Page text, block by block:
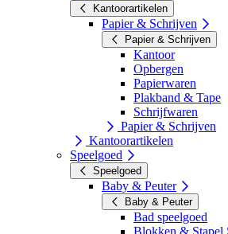
Kantoorartikelen
Papier & Schrijven
Papier & Schrijven
Kantoor
Opbergen
Papierwaren
Plakband & Tape
Schrijfwaren
Papier & Schrijven
Kantoorartikelen
Speelgoed
Speelgoed
Baby & Peuter
Baby & Peuter
Bad speelgoed
Blokken & Stapel